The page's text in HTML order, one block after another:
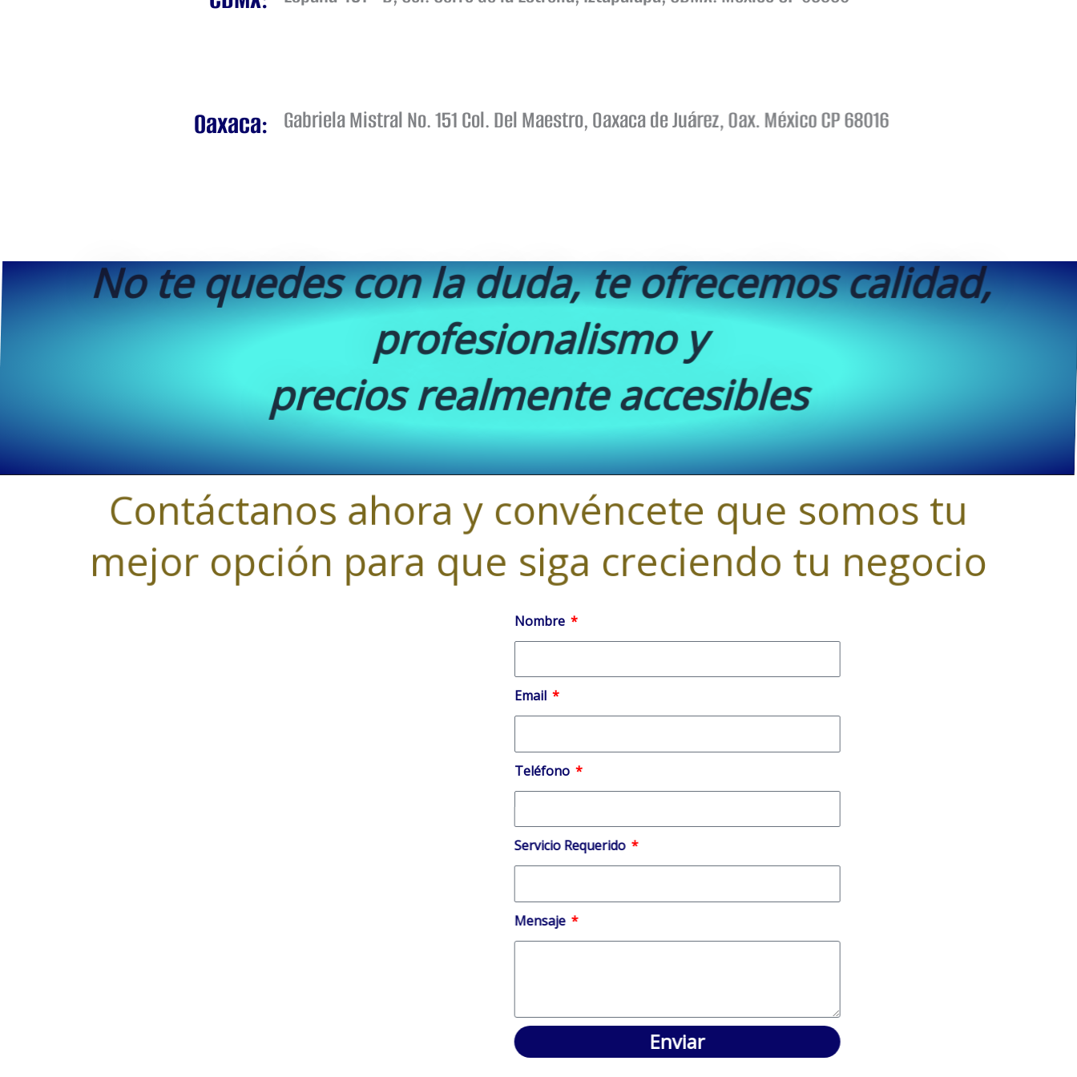
Oaxaca: Gabriela Mistral No. 151 Col. Del Maestro, Oaxaca de Juárez, Oax. México CP 68016
No te quedes con la duda, te ofrecemos calidad,
profesionalismo y
precios realmente accesibles
Contáctanos ahora y convéncete que somos tu
mejor opción para que siga creciendo tu negocio
Nombre
Email
Teléfono
Servicio Requerido
Mensaje
Enviar